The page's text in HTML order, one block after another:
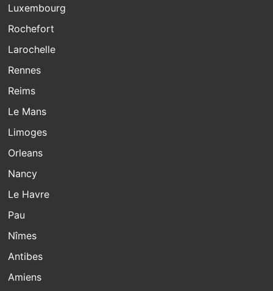
Luxembourg
Rochefort
Larochelle
Rennes
Reims
Le Mans
Limoges
Orleans
Nancy
Le Havre
Pau
Nîmes
Antibes
Amiens